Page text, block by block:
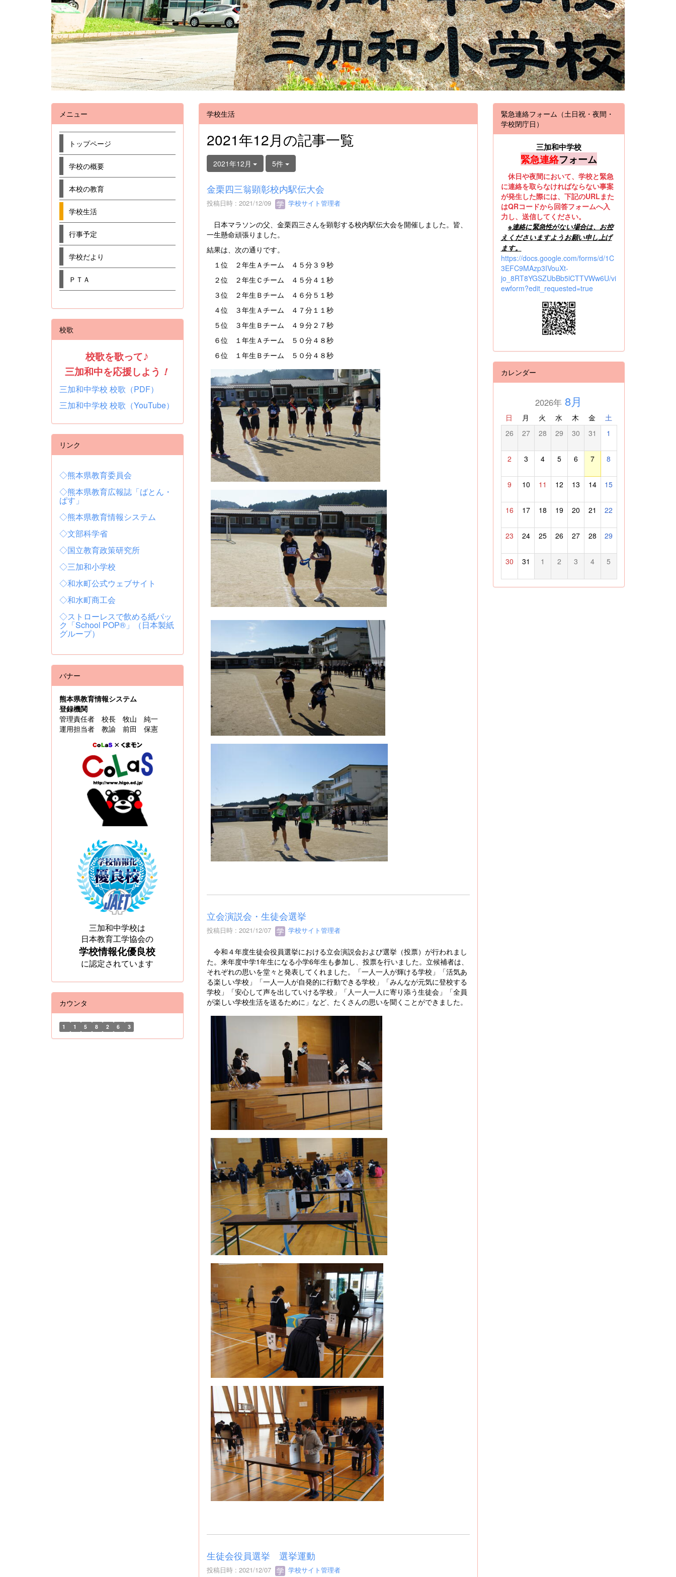
学校生活
2021年12月の記事一覧
2021年12月 5件
金栗四三翁顕彰校内駅伝大会
投稿日時 : 2021/12/09 学校サイト管理者
日本マラソンの父、金栗四三さんを顕彰する校内駅伝大会を開催しました。皆、
一生懸命頑張りました。
結果は、次の通りです。
１位 ２年生Ａチーム ４５分３９秒
２位 ２年生Ｃチーム ４５分４１秒
３位 ２年生Ｂチーム ４６分５１秒
４位 ３年生Ａチーム ４７分１１秒
５位 ３年生Ｂチーム ４９分２７秒
６位 １年生Ａチーム ５０分４８秒
６位 １年生Ｂチーム ５０分４８秒
立会演説会・生徒会選挙
投稿日時 : 2021/12/07 学校サイト管理者
令和４年度生徒会役員選挙における立会演説会および選挙（投票）が行われまし
た。来年度中学1年生になる小学6年生も参加し、投票を行いました。立候補者は、
それぞれの思いを堂々と発表してくれました。「一人一人が輝ける学校」「活気あ
る楽しい学校」「一人一人が自発的に行動できる学校」「みんなが元気に登校する
学校」「安心して声を出していける学校」「人一人一人に寄り添う生徒会」「全員
が楽しい学校生活を送るために」など、たくさんの思いを聞くことができました。
生徒会役員選挙 選挙運動
投稿日時 : 2021/12/07 学校サイト管理者
メニュー
トップページ
学校の概要
本校の教育
学校生活
行事予定
学校だより
ＰＴＡ
校歌
校歌を歌って♪
三加和中を応援しよう ！
三加和中学校 校歌（PDF）
三加和中学校 校歌（YouTube）
リンク
◇熊本県教育委員会
◇熊本県教育広報誌「ばとん・
ぱす」
◇熊本県教育情報システム
◇文部科学省
◇国立教育政策研究所
◇三加和小学校
◇和水町公式ウェブサイト
◇和水町商工会
◇ストローレスで飲める紙パッ
ク「School POP®」（日本製紙
グループ）
バナー
熊本県教育情報システム
登録機関
管理責任者 校長 牧山 純一
運用担当者 教諭 前田 保憲
三加和中学校は
日本教育工学協会の
学校情報化優良校
に認定されています
カウンタ
1 1 5 8 2 6 3
緊急連絡フォーム（土日祝・夜間・
学校閉庁日）
三加和中学校
緊急連絡フォーム
休日や夜間において、学校と緊急
に連絡を取らなければならない事案
が発生した際には、下記のURLまた
はQRコードから回答フォームへ入
力し、送信してください。
※連絡に緊急性がない場合は、お控
えくださいますようお願い申し上げ
ます。
https://docs.google.com/forms/d/1C
3EFC9MAzp3IVouXt-
jo_8RT8YGSZUbBb5lCTTVWw6U/vi
ewform?edit_requested=true
カレンダー
2026年 8月
日 月 火 水 木 金 土
26 27 28 29 30 31 1
2 3 4 5 6 7 8
9 10 11 12 13 14 15
16 17 18 19 20 21 22
23 24 25 26 27 28 29
30 31 1 2 3 4 5